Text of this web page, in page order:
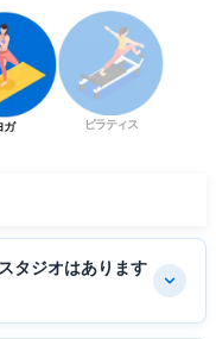
ガ ピラティス
タジオはあります